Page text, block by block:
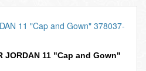
11 "Cap and Gown" 378037-
JORDAN 11 "Cap and Gown"